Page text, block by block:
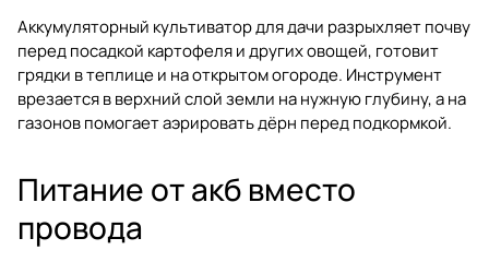
Аккумуляторный культиватор для дачи разрыхляет почву
перед посадкой картофеля и других овощей, готовит
грядки в теплице и на открытом огороде. Инструмент
врезается в верхний слой земли на нужную глубину, а на
газонов помогает аэрировать дёрн перед подкормкой.
Питание от акб вместо
провода